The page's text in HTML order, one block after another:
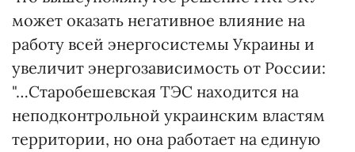
может оказать негативное влияние на
работу всей энергосистемы Украины и
увеличит энергозависимость от России:
"…Старобешевская ТЭС находится на
неподконтрольной украинским властям
территории, но она работает на единую